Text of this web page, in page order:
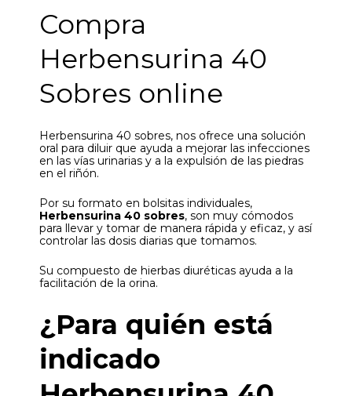
Compra
Herbensurina 40
Sobres online
Herbensurina 40 sobres, nos ofrece una solución
oral para diluir que ayuda a mejorar las infecciones
en las vías urinarias y a la expulsión de las piedras
en el riñón.
Por su formato en bolsitas individuales,
Herbensurina 40 sobres, son muy cómodos
para llevar y tomar de manera rápida y eficaz, y así
controlar las dosis diarias que tomamos.
Su compuesto de hierbas diuréticas ayuda a la
facilitación de la orina.
¿Para quién está
indicado